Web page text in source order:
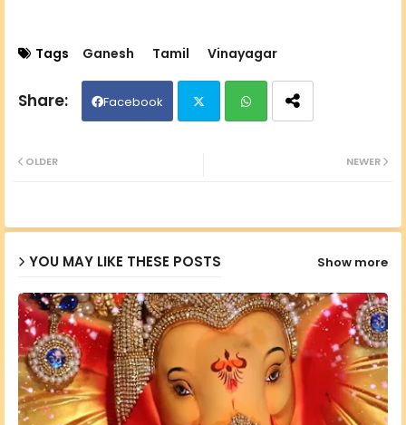
Tags Ganesh Tamil Vinayagar
Facebook
ap
NEWER
OLDER
YOU MAY LIKE THESE POSTS Show more